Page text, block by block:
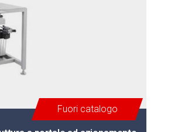
Fuori catalogo